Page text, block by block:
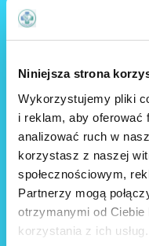
Niniejsza strona
Wykorzystujemy pliki
i reklam, aby oferować
analizować ruch w
korzystasz z naszej
społecznościowym,
Partnerzy mogą
otrzymanymi od
korzystania z ich usług.